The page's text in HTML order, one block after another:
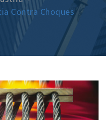
Contra Choques